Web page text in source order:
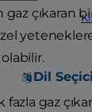
Dil Seçici
çıkaran
gaz